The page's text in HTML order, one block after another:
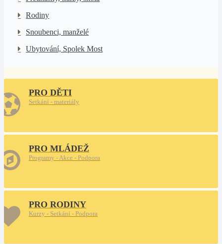
Rodiny
Snoubenci, manželé
Ubytování, Spolek Most
PRO DĚTI
Setkání - materiály
PRO MLÁDEŽ
Programy - Akce - Podpora
PRO RODINY
Kurzy - Setkání - Podpora